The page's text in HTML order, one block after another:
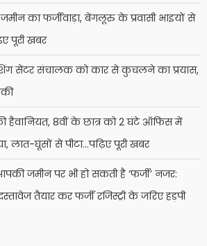
का फर्जीवाड़ा, बेंगलूरु के प्रवासी भाइयों से
पूरी खबर
सेंटर संचालक को कार से कुचलने का प्रयास,
हैवानियत, 8वीं के छात्र को 2 घंटे ऑफिस में
लात-घूंसों से पीटा…पढ़िए पूरी खबर
जमीन पर भी हो सकती है ‘फर्जी’ नजर:
तैयार कर फर्जी रजिस्ट्री के जरिए हड़पी